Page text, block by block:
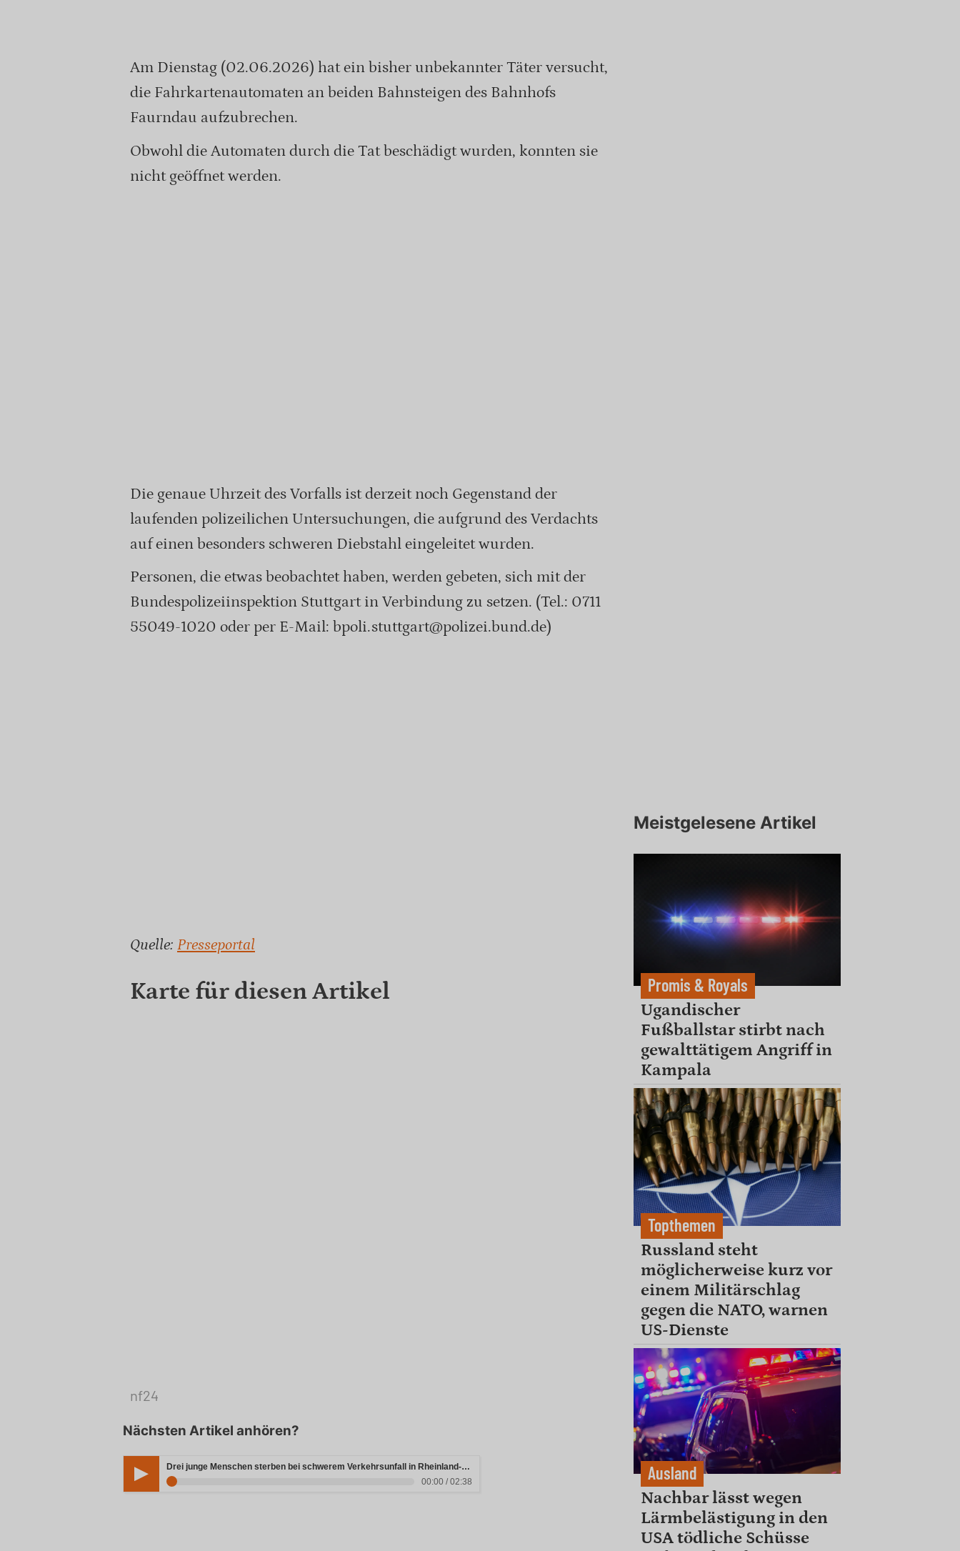
Am Dienstag (02.06.2026) hat ein bisher unbekannter Täter versucht,
die Fahrkartenautomaten an beiden Bahnsteigen des Bahnhofs
Faurndau aufzubrechen.
Obwohl die Automaten durch die Tat beschädigt wurden, konnten sie
nicht geöffnet werden.
Die genaue Uhrzeit des Vorfalls ist derzeit noch Gegenstand der
laufenden polizeilichen Untersuchungen, die aufgrund des Verdachts
auf einen besonders schweren Diebstahl eingeleitet wurden.
Personen, die etwas beobachtet haben, werden gebeten, sich mit der
Bundespolizeiinspektion Stuttgart in Verbindung zu setzen. (Tel.: 0711
55049-1020 oder per E-Mail: bpoli.stuttgart@polizei.bund.de)
Quelle: Presseportal
Karte für diesen Artikel
nf24
Nächsten Artikel anhören?
Drei junge Menschen sterben bei schwerem Verkehrsunfall in Rheinland-Pfalz
00:00 / 02:38
Meistgelesene Artikel
Promis & Royals
Ugandischer
Fußballstar stirbt nach
gewalttätigem Angriff in
Kampala
Topthemen
Russland steht
möglicherweise kurz vor
einem Militärschlag
gegen die NATO, warnen
US-Dienste
Ausland
Nachbar lässt wegen
Lärmbelästigung in den
USA tödliche Schüsse